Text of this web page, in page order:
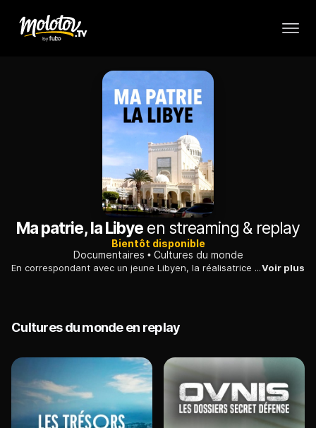
Ma patrie, la Libye en streaming & replay
Bientôt disponible
Documentaires
Cultures du monde
En correspondant avec un jeune Libyen, la réalisatrice Martina Melilli se plonge dans le passé de ses grands-parents et dans le présent d'un pays en guerre.Voir plus
Cultures du monde en replay